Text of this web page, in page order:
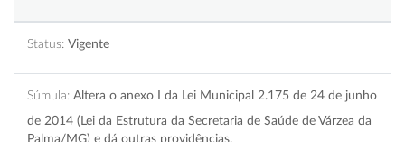
Status: Vigente
Súmula: Altera o anexo I da Lei Municipal 2.175 de 24 de junho
de 2014 (Lei da Estrutura da Secretaria de Saúde de Várzea da
Palma/MG) e dá outras providências.